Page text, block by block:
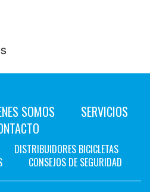
SOMOS
SERVICIOS
DISTRIBUIDORES BICICLETAS
CONSEJOS DE SEGURIDAD